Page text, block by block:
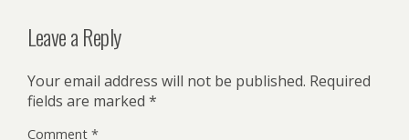
Leave a Reply
Your email address will not be published. Required
fields are marked *
Comment *